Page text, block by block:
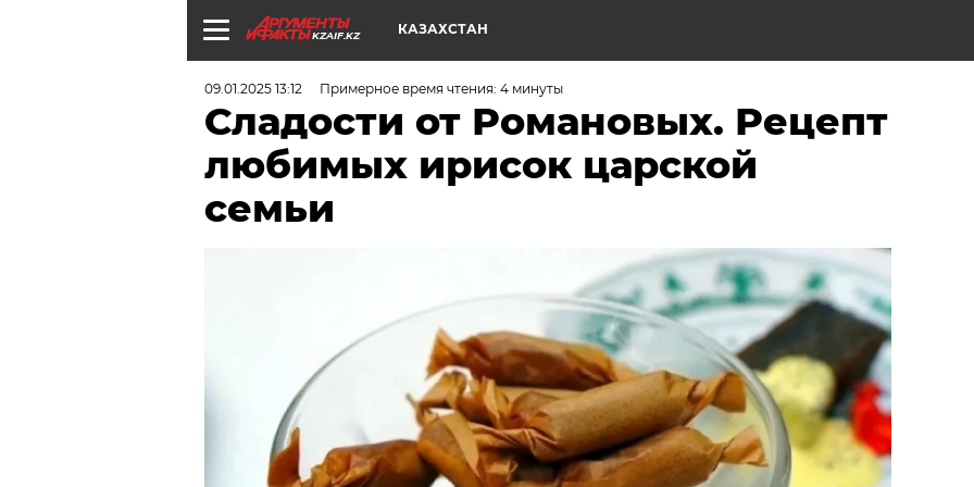
KZAIF.KZ КАЗАХСТАН
09.01.2025 13:12 Примерное время чтения: 4 минуты
Сладости от Романовых. Рецепт
любимых ирисок царской
семьи